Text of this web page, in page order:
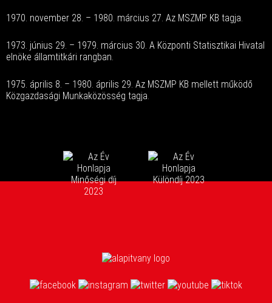
1970. november 28. – 1980. március 27. Az MSZMP KB tagja.
1973. június 29. – 1979. március 30. A Központi Statisztikai Hivatal
elnöke államtitkári rangban.
1975. április 8. – 1980. április 29. Az MSZMP KB mellett működő
Közgazdasági Munkaközösség tagja.